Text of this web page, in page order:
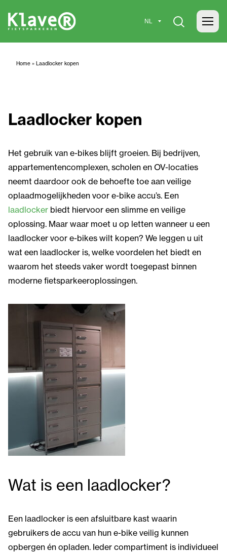
Home » Laadlocker kopen
Laadlocker kopen
Het gebruik van e-bikes blijft groeien. Bij bedrijven,
appartementencomplexen, scholen en OV-locaties
neemt daardoor ook de behoefte toe aan veilige
oplaadmogelijkheden voor e-bike accu’s. Een
laadlocker biedt hiervoor een slimme en veilige
oplossing. Maar waar moet u op letten wanneer u een
laadlocker voor e-bikes wilt kopen? We leggen u uit
wat een laadlocker is, welke voordelen het biedt en
waarom het steeds vaker wordt toegepast binnen
moderne fietsparkeeroplossingen.
Wat is een laadlocker?
Een laadlocker is een afsluitbare kast waarin
gebruikers de accu van hun e-bike veilig kunnen
opbergen én opladen. Ieder compartiment is individueel